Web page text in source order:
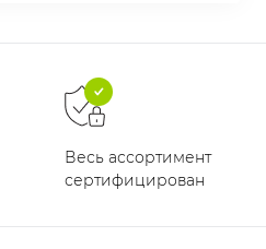
Весь ассортимент
сертифицирован